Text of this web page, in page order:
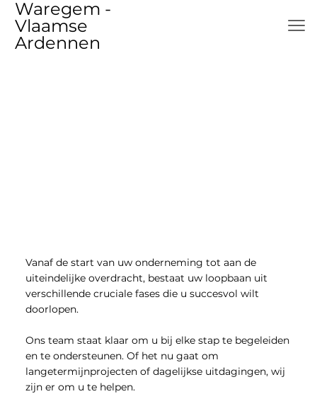
Waregem -
Vlaamse
Ardennen
Vanaf de start van uw onderneming tot aan de
uiteindelijke overdracht, bestaat uw loopbaan uit
verschillende cruciale fases die u succesvol wilt
doorlopen.
Ons team staat klaar om u bij elke stap te begeleiden
en te ondersteunen. Of het nu gaat om
langetermijnprojecten of dagelijkse uitdagingen, wij
zijn er om u te helpen.